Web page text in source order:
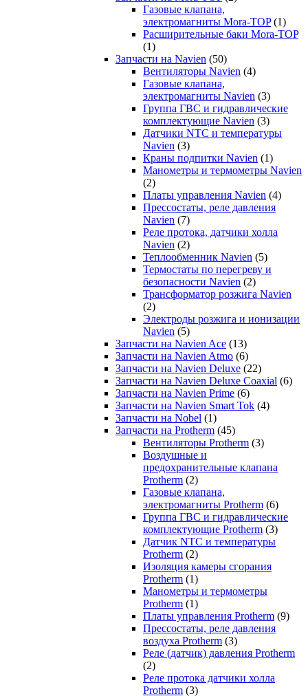
Газовые клапана,
электромагниты Mora-TOP (1)
Расширительные баки Mora-TOP
(1)
Запчасти на Navien (50)
Вентиляторы Navien (4)
Газовые клапана,
электромагниты Navien (3)
Группа ГВС и гидравлические
комплектующие Navien (3)
Датчики NTC и температуры
Navien (3)
Краны подпитки Navien (1)
Манометры и термометры Navien
(2)
Платы управления Navien (4)
Прессостаты, реле давления
Navien (7)
Реле протока, датчики холла
Navien (2)
Теплообменник Navien (5)
Термостаты по перегреву и
безопасности Navien (2)
Трансформатор розжига Navien
(2)
Электроды розжига и ионизации
Navien (5)
Запчасти на Navien Ace (13)
Запчасти на Navien Atmo (6)
Запчасти на Navien Deluxe (22)
Запчасти на Navien Deluxe Coaxial (6)
Запчасти на Navien Prime (6)
Запчасти на Navien Smart Tok (4)
Запчасти на Nobel (1)
Запчасти на Protherm (45)
Вентиляторы Protherm (3)
Воздушные и
предохранительные клапана
Protherm (2)
Газовые клапана,
электромагниты Protherm (6)
Группа ГВС и гидравлические
комплектующие Protherm (3)
Датчик NTC и температуры
Protherm (2)
Изоляция камеры сгорания
Protherm (1)
Манометры и термометры
Protherm (1)
Платы управления Protherm (9)
Прессостаты, реле давления
воздуха Protherm (3)
Реле (датчик) давления Protherm
(2)
Реле протока датчики холла
Protherm (3)